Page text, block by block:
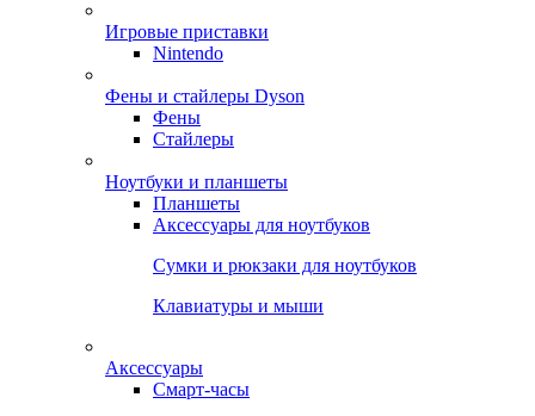
Игровые приставки
Nintendo
Фены и стайлеры Dyson
Фены
Стайлеры
Ноутбуки и планшеты
Планшеты
Аксессуары для ноутбуков
Сумки и рюкзаки для ноутбуков
Клавиатуры и мыши
Аксессуары
Смарт-часы